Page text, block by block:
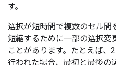
す。
選択が短時間で複数のセル間
短縮するために一部の選択変
ことがあります。たとえば、
行われた場合、最初と最後の